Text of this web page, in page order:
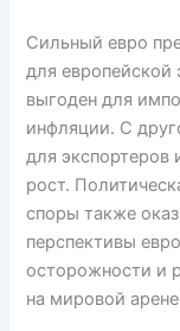
Сильный евро
для
выгоден для
инфляции. С
для
рост.
споры также
перспективы
осторожности и
на мировой